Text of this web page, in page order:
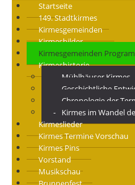
Startseite
149. Stadtkirmes
Kirmesgemeinden
Kirmesbilder
Kirmesgemeinden
Kirmeshistorie
Mühlhäuser Kirmes
Geschichtliche
Chronologie der
Kirmes im Wandel
Kirmeslieder
Kirmes Termine Vorschau
Kirmes Pins
Vorstand
Musikschau